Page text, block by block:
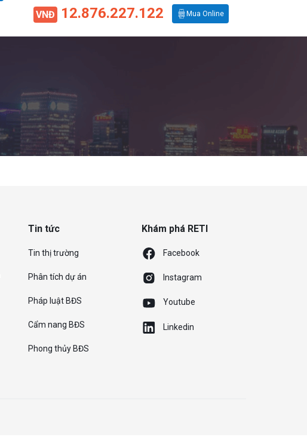
VNĐ 12.876.227.122 Mua Online
Tin tức
Tin thị trường
Phân tích dự án
Pháp luật BĐS
Cẩm nang BĐS
Phong thủy BĐS
Khám phá RETI
Facebook
Instagram
Youtube
Linkedin